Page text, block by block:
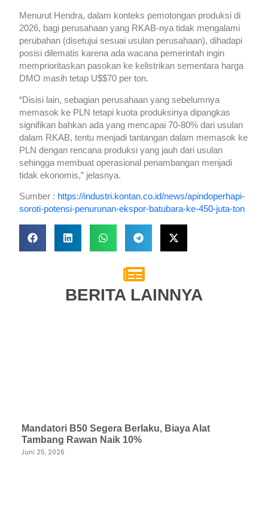
Menurut Hendra, dalam konteks pemotongan produksi di
2026, bagi perusahaan yang RKAB-nya tidak mengalami
perubahan (disetujui sesuai usulan perusahaan), dihadapi
posisi dilematis karena ada wacana pemerintah ingin
memprioritaskan pasokan ke kelistrikan sementara harga
DMO masih tetap U$$70 per ton.
“Disisi lain, sebagian perusahaan yang sebelumnya
memasok ke PLN tetapi kuota produksinya dipangkas
signifikan bahkan ada yang mencapai 70-80% dari usulan
dalam RKAB, tentu menjadi tantangan dalam memasok ke
PLN dengan rencana produksi yang jauh dari usulan
sehingga membuat operasional penambangan menjadi
tidak ekonomis,” jelasnya.
Sumber : https://industri.kontan.co.id/news/apindoperhapi-
soroti-potensi-penurunan-ekspor-batubara-ke-450-juta-ton
BERITA LAINNYA
Mandatori B50 Segera Berlaku, Biaya Alat
Tambang Rawan Naik 10%
Juni 25, 2026